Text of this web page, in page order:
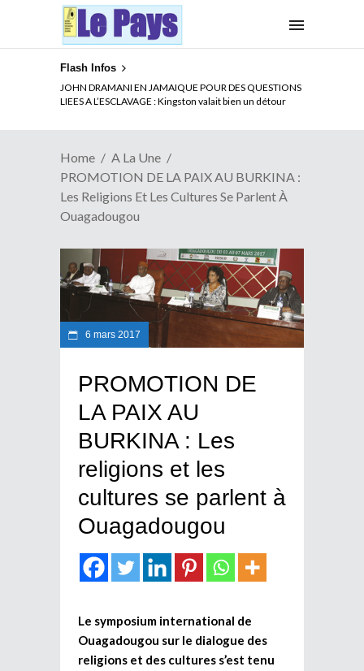
Flash Infos
ELECTION DE TALON A LA TETE DU SENAT BENINOIS :
Quand Patrice quitte le pouvoir sans partir !
Home
A La Une
PROMOTION DE LA PAIX AU BURKINA :
Les Religions Et Les Cultures Se Parlent À
Ouagadougou
6 mars 2017
PROMOTION DE
LA PAIX AU
BURKINA : Les
religions et les
cultures se parlent à
Ouagadougou
Le symposium international de
Ouagadougou sur le dialogue des
religions et des cultures s’est tenu